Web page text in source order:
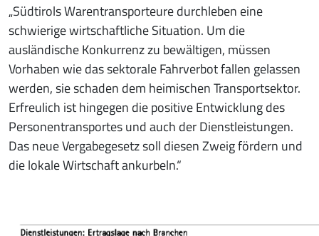
„Südtirols Warentransporteure durchleben eine
schwierige wirtschaftliche Situation. Um die
ausländische Konkurrenz zu bewältigen, müssen
Vorhaben wie das sektorale Fahrverbot fallen gelassen
werden, sie schaden dem heimischen Transportsektor.
Erfreulich ist hingegen die positive Entwicklung des
Personentransportes und auch der Dienstleistungen.
Das neue Vergabegesetz soll diesen Zweig fördern und
die lokale Wirtschaft ankurbeln.“